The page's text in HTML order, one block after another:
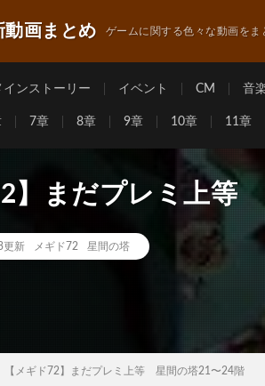
画まとめ ゲームに関する色々な動画をま
インストーリー イベント CM 音
7章 8章 9章 10章 11章
】まだプレミ上等
更新 メギド72 星間の塔
【メギド72】まだプレミ上等 星間の塔21〜24階